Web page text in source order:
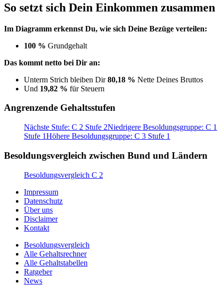
So setzt sich Dein Einkommen zusammen
Im Diagramm erkennst Du, wie sich Deine Bezüge verteilen:
100 % Grundgehalt
Das kommt netto bei Dir an:
Unterm Strich bleiben Dir80,18 % Nette Deines Bruttos
Und 19,82 % für Steuern
Angrenzende Gehaltsstufen
Nächste Stufe: C 2 Stufe 2Niedrigere Besoldungsgruppe: C 1
Stufe 1Höhere Besoldungsgruppe: C 3 Stufe 1
Besoldungsvergleich zwischen Bund und Ländern
Besoldungsvergleich C 2
Impressum
Datenschutz
Über uns
Disclaimer
Kontakt
Besoldungsvergleich
Alle Gehaltsrechner
Alle Gehaltstabellen
Ratgeber
News